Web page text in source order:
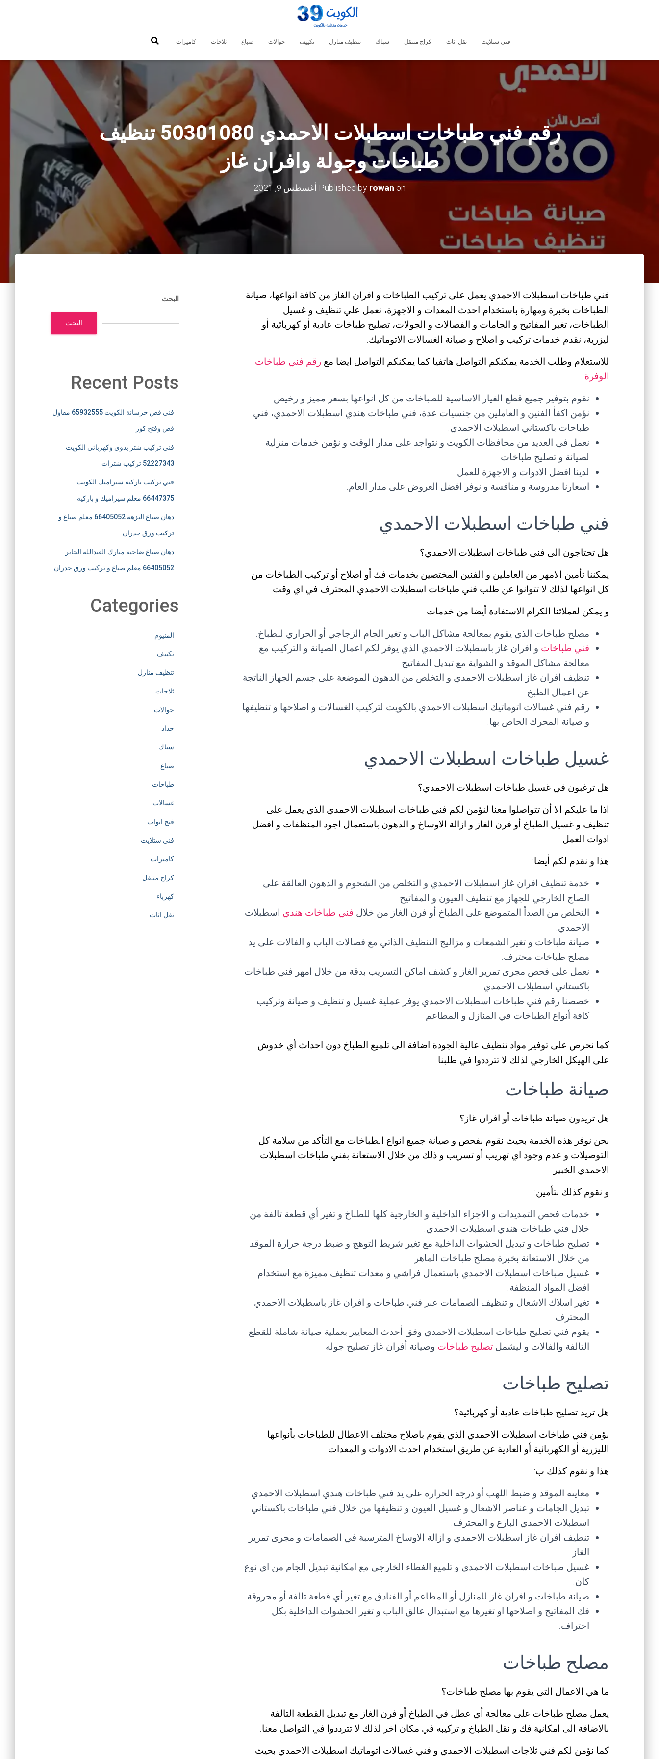
فني ستلايت نقل اثاث كراج متنقل سباك تنظيف منازل تكييف جوالات صباغ ثلاجات كاميرات
رقم فني طباخات اسطبلات الاحمدي 50301080 تنظيف
طباخات وجولة وافران غاز
Published by rowan on أغسطس 9, 2021
فني طباخات اسطبلات الاحمدي يعمل على تركيب الطباخات و افران الغاز من كافة انواعها، صيانة
الطباخات بخبرة ومهارة باستخدام احدث المعدات و الاجهزة، نعمل علي تنظيف و غسيل
الطباخات، تغير المفاتيح و الجامات و الفصالات و الجولات، تصليح طباخات عادية أو كهربائية أو
ليزرية، نقدم خدمات تركيب و اصلاح و صيانة الغسالات الاتوماتيك.
للاستعلام وطلب الخدمة يمكنكم التواصل هاتفيا كما يمكنكم التواصل ايضا مع رقم فني طباخات
الوفرة
نقوم بتوفير جميع قطع الغيار الاساسية للطباخات من كل انواعها بسعر مميز و رخيص.
نؤمن اكفأ الفنين و العاملين من جنسيات عدة، فني طباخات هندي اسطبلات الاحمدي، فني
طباخات باكستاني اسطبلات الاحمدي.
نعمل في العديد من محافظات الكويت و نتواجد على مدار الوقت و نؤمن خدمات منزلية
لصيانة و تصليح طباخات.
لدينا افضل الادوات و الاجهزة للعمل.
اسعارنا مدروسة و منافسة و نوفر افضل العروض على مدار العام.
فني طباخات اسطبلات الاحمدي
هل تحتاجون الى فني طباخات اسطبلات الاحمدي؟
يمكننا تأمين الامهر من العاملين و الفنين المختصين بخدمات فك أو اصلاح أو تركيب الطباخات من
كل انواعها لذلك لا تتوانوا عن طلب فني طباخات اسطبلات الاحمدي المحترف في اي وقت.
و يمكن لعملائنا الكرام الاستفادة أيضا من خدمات:
مصلح طباخات الذي يقوم بمعالجة مشاكل الباب و تغير الجام الزجاجي أو الحراري للطباخ.
فني طباخات و افران غاز باسطبلات الاحمدي الذي يوفر لكم اعمال الصيانة و التركيب مع
معالجة مشاكل الموقد و الشواية مع تبديل المفاتيح.
تنظيف افران غاز اسطبلات الاحمدي و التخلص من الدهون الموضعة على جسم الجهاز الناتجة
عن اعمال الطبخ.
رقم فني غسالات اتوماتيك اسطبلات الاحمدي بالكويت لتركيب الغسالات و اصلاحها و تنظيفها
و صيانة المحرك الخاص بها.
غسيل طباخات اسطبلات الاحمدي
هل ترغبون في غسيل طباخات اسطبلات الاحمدي؟
اذا ما عليكم الا أن تتواصلوا معنا لنؤمن لكم فني طباخات اسطبلات الاحمدي الذي يعمل على
تنظيف و غسيل الطباخ أو فرن الغاز و ازالة الاوساخ و الدهون باستعمال اجود المنظفات و افضل
ادوات العمل.
هذا و نقدم لكم أيضا:
خدمة تنظيف افران غاز اسطبلات الاحمدي و التخلص من الشحوم و الدهون العالقة على
الصاج الخارجي للجهاز مع تنظيف العيون و المفاتيح.
التخلص من الصدأ المتموضع على الطباخ أو فرن الغاز من خلال فني طباخات هندي اسطبلات
الاحمدي.
صيانة طباخات و تغير الشمعات و مزاليج التنظيف الذاتي مع فصالات الباب و الفالات على يد
مصلح طباخات محترف.
نعمل على فحص مجرى تمرير الغاز و كشف اماكن التسريب بدقة من خلال امهر فني طباخات
باكستاني اسطبلات الاحمدي.
خصصنا رقم فني طباخات اسطبلات الاحمدي يوفر عملية غسيل و تنظيف و صيانة وتركيب
كافة أنواع الطباخات في المنازل و المطاعم
كما نحرص على توفير مواد تنظيف عالية الجودة اضافة الى تلميع الطباخ دون احداث أي خدوش
على الهيكل الخارجي لذلك لا تترددوا في طلبنا.
صيانة طباخات
هل تريدون صيانة طباخات أو افران غاز؟
نحن نوفر هذه الخدمة بحيث نقوم بفحص و صيانة جميع انواع الطباخات مع التأكد من سلامة كل
التوصيلات و عدم وجود اي تهريب أو تسريب و ذلك من خلال الاستعانة بفني طباخات اسطبلات
الاحمدي الخبير.
و نقوم كذلك بتأمين:
خدمات فحص التمديدات و الاجزاء الداخلية و الخارجية كلها للطباخ و تغير أي قطعة تالفة من
خلال فني طباخات هندي اسطبلات الاحمدي.
تصليح طباخات و تبديل الحشوات الداخلية مع تغير شريط التوهج و ضبط درجة حرارة الموقد
من خلال الاستعانة بخبرة مصلح طباخات الماهر.
غسيل طباخات اسطبلات الاحمدي باستعمال فراشي و معدات تنظيف مميزة مع استخدام
افضل المواد المنظفة.
تغير اسلاك الاشعال و تنظيف الصمامات عبر فني طباخات و افران غاز باسطبلات الاحمدي
المحترف
يقوم فني تصليح طباخات اسطبلات الاحمدي وفق أحدث المعايير بعملية صيانة شاملة للقطع
التالفة والفالات و ليشمل تصليح طباخات وصيانة أفران غاز تصليح جوله
تصليح طباخات
هل تريد تصليح طباخات عادية أو كهربائية؟
نؤمن فني طباخات اسطبلات الاحمدي الذي يقوم باصلاح مختلف الاعطال للطباخات بأنواعها
الليزرية أو الكهربائية أو العادية عن طريق استخدام احدث الادوات و المعدات.
هذا و نقوم كذلك ب:
معاينة الموقد و ضبط اللهب أو درجة الحرارة على يد فني طباخات هندي اسطبلات الاحمدي.
تبديل الجامات و عناصر الاشعال و غسيل العيون و تنظيفها من خلال فني طباخات باكستاني
اسطبلات الاحمدي البارع و المحترف.
تنطيف افران غاز اسطبلات الاحمدي و ازالة الاوساخ المترسبة في الصمامات و مجرى تمرير
الغاز.
غسيل طباخات اسطبلات الاحمدي و تلميع الغطاء الخارجي مع امكانية تبديل الجام من اي نوع
كان.
صيانة طباخات و افران غاز للمنازل أو المطاعم أو الفنادق مع تغير أي قطعة تالفة أو محروقة.
فك المفاتيح و اصلاحها او تغيرها مع استبدال عالق الباب و تغير الحشوات الداخلية بكل
احتراف.
مصلح طباخات
ما هي الاعمال التي يقوم بها مصلح طباخات؟
يعمل مصلح طباخات على معالجة أي عطل في الطباخ أو فرن الغاز مع تبديل القطعة التالفة
بالاضافة الى امكانية فك و نقل الطباخ و تركيبه في مكان اخر لذلك لا تترددوا في التواصل معنا.
كما نؤمن لكم فني ثلاجات اسطبلات الاحمدي و فني غسالات اتوماتيك اسطبلات الاحمدي بحيث
البحث
البحث
Recent Posts
فني قص خرسانة الكويت 65932555 مقاول
قص وفتح كور
فني تركيب شتر يدوي وكهربائي الكويت
52227343 تركيب شترات
فني تركيب باركيه سيراميك الكويت
66447375 معلم سيراميك و باركيه
دهان صباغ النزهة 66405052 معلم صباغ و
تركيب ورق جدران
دهان صباغ ضاحية مبارك العبدالله الجابر
66405052 معلم صباغ و تركيب ورق جدران
Categories
المنيوم
تكييف
تنظيف منازل
ثلاجات
جوالات
حداد
سباك
صباغ
طباخات
غسالات
فتح ابواب
فني ستلايت
كاميرات
كراج متنقل
كهرباء
نقل اثاث